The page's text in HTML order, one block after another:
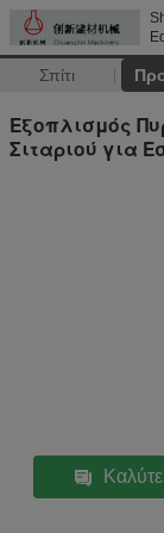
Σπίτι
Εξοπλισμός
Σιταριού για